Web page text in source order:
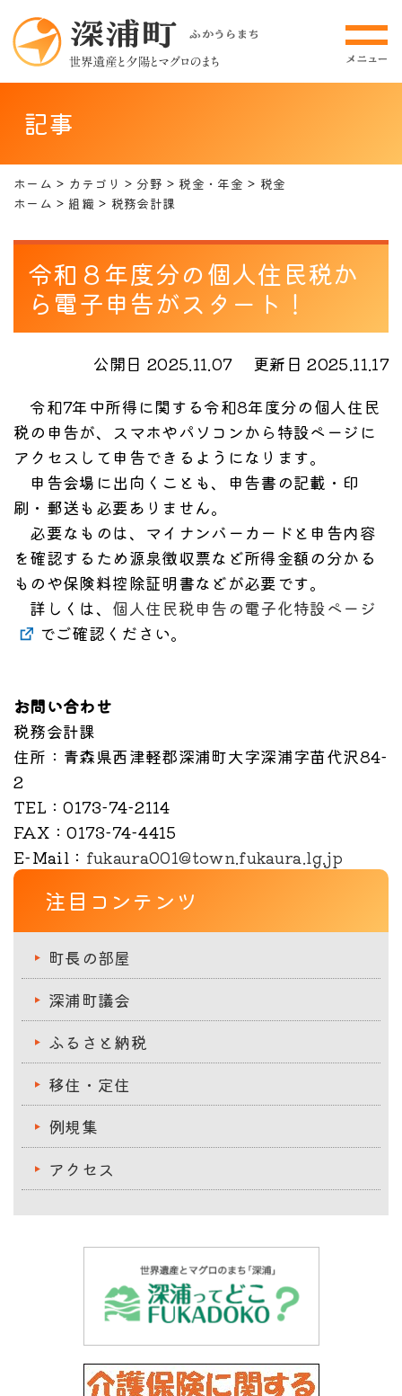
記事
ホーム カテゴリ 分野 税金・年金
税金
ホーム
組織 税務会計課
令和８年度分の個人住民税か
ら電子申告がスタート！
公開日 2025.11.07
更新日 2025.11.17
令和7年中所得に関する令和8年度分の個人住民
税の申告が、スマホやパソコンから特設ページに
アクセスして申告できるようになります。
申告会場に出向くことも、申告書の記載・印
刷・郵送も必要ありません。
必要なものは、マイナンバーカードと申告内容
を確認するため源泉徴収票など所得金額の分かる
ものや保険料控除証明書などが必要です。
詳しくは、 個人住民税申告の電子化特設ページ
でご確認ください。
お問い合わせ
税務会計課
住所 ：青森県西津軽郡深浦町大字深浦字苗代沢84-
2
TEL ：0173-74-2114
FAX ：0173-74-4415
E-Mail ： fukaura001@town.fukaura.lg.jp
注目コンテンツ
町長の部屋
深浦町議会
ふるさと納税
移住・定住
例規集
アクセス